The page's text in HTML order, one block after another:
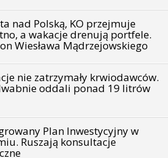
nad Polską, KO przejmuje
a wakacje drenują portfele.
Wiesława Mądrzejowskiego
nie zatrzymały krwiodawców.
oddali ponad 19 litrów
Plan Inwestycyjny w
Ruszają konsultacje